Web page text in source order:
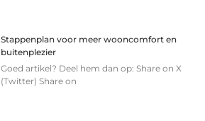
Stappenplan voor meer wooncomfort en
buitenplezier
Goed artikel? Deel hem dan op: Share on X
(Twitter) Share on